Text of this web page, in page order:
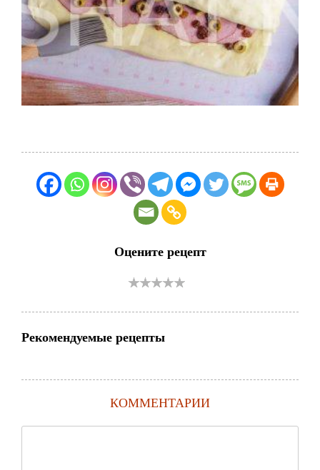
Оцените рецепт
Рекомендуемые рецепты
КОММЕНТАРИИ